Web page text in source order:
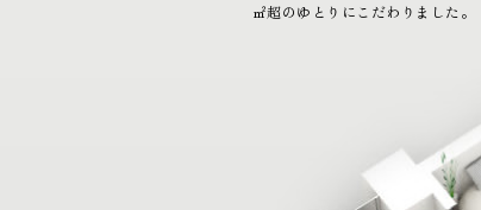
㎡超のゆとりにこだわりました。